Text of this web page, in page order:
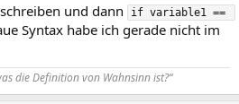
und dann
if variable1 ==
Syntax habe ich gerade nicht im
die Definition von Wahnsinn ist?“